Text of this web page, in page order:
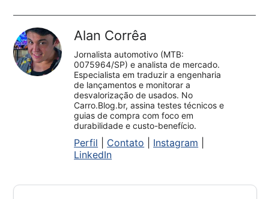
Alan Corrêa
Jornalista automotivo (MTB:
0075964/SP) e analista de mercado.
Especialista em traduzir a engenharia
de lançamentos e monitorar a
desvalorização de usados. No
Carro.Blog.br, assina testes técnicos e
guias de compra com foco em
durabilidade e custo-benefício.
Perfil Contato Instagram
LinkedIn